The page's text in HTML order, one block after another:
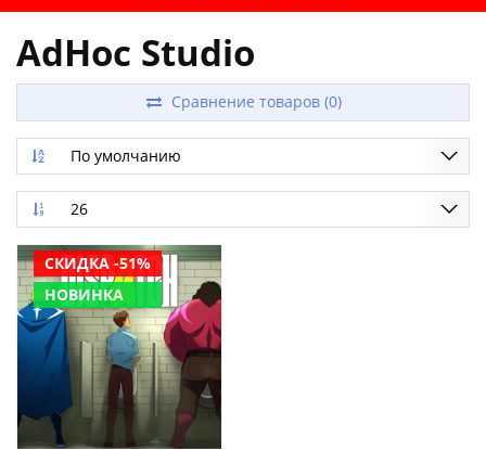
AdHoc Studio
Сравнение товаров (0)
По умолчанию
26
СКИДКА -51%
НОВИНКА